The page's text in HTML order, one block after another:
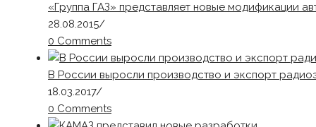
«Группа ГАЗ» представляет новые модификации
28.08.2015/
0 Comments
В России выросли производство и экспорт
18.03.2017/
0 Comments